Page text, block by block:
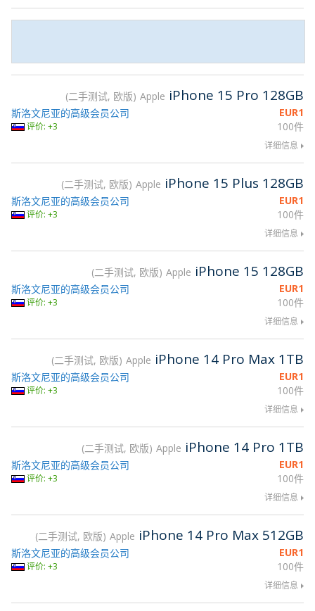
二手测试, 欧版 Apple iPhone 15 Pro 128GB
EUR1
100件
斯洛文尼亚的高级会员公司
评价: +3
详细信息
二手测试, 欧版 Apple iPhone 15 Plus 128GB
EUR1
100件
斯洛文尼亚的高级会员公司
评价: +3
详细信息
二手测试, 欧版 Apple iPhone 15 128GB
EUR1
100件
斯洛文尼亚的高级会员公司
评价: +3
详细信息
二手测试, 欧版 Apple iPhone 14 Pro Max 1TB
EUR1
100件
斯洛文尼亚的高级会员公司
评价: +3
详细信息
二手测试, 欧版 Apple iPhone 14 Pro 1TB
EUR1
100件
斯洛文尼亚的高级会员公司
评价: +3
详细信息
二手测试, 欧版 Apple iPhone 14 Pro Max 512GB
EUR1
100件
斯洛文尼亚的高级会员公司
评价: +3
详细信息